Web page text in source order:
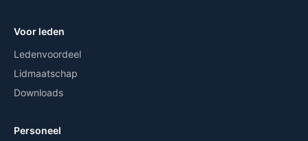
Voor leden
Ledenvoordeel
Lidmaatschap
Downloads
Personeel